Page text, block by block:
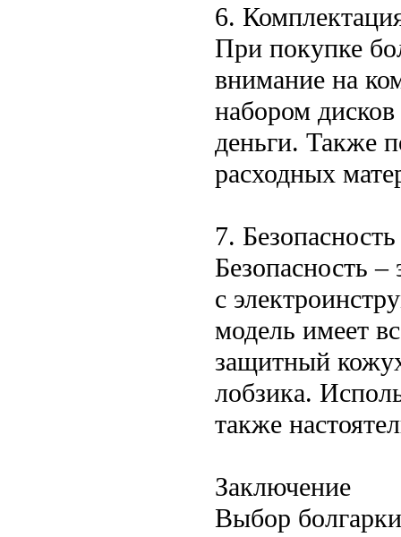
6.
При покупке
внимание на
набором
деньги. Также
расходных
7. Безопасность
Безопасность
с
модель имеет
защитный
лобзика.
также
Заключение
Выбор